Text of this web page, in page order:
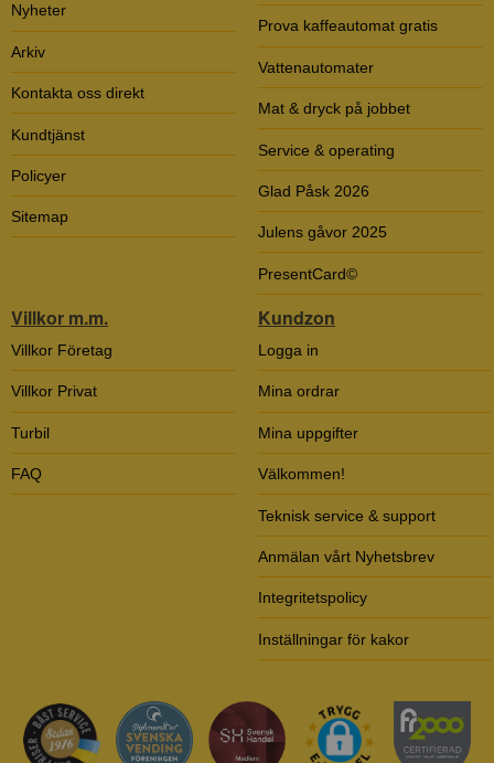
Nyheter
Arkiv
Kontakta oss direkt
Kundtjänst
Policyer
Sitemap
Prova kaffeautomat gratis
Vattenautomater
Mat & dryck på jobbet
Service & operating
Glad Påsk 2026
Julens gåvor 2025
PresentCard©
Villkor m.m.
Villkor Företag
Villkor Privat
Turbil
FAQ
Kundzon
Logga in
Mina ordrar
Mina uppgifter
Välkommen!
Teknisk service & support
Anmälan vårt Nyhetsbrev
Integritetspolicy
Inställningar för kakor